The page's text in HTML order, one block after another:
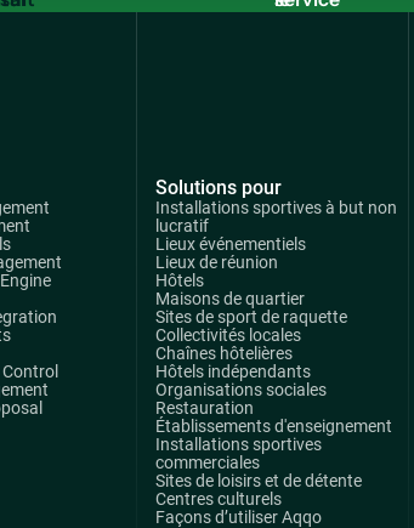
Control
Solutions pour
Installations sportives à but non
lucratif
Lieux événementiels
Lieux de réunion
Hôtels
Maisons de quartier
Sites de sport de raquette
Collectivités locales
Chaînes hôtelières
Hôtels indépendants
Organisations sociales
Restauration
Établissements d'enseignement
Installations sportives
commerciales
Sites de loisirs et de détente
Centres culturels
Façons d’utiliser Aqqo